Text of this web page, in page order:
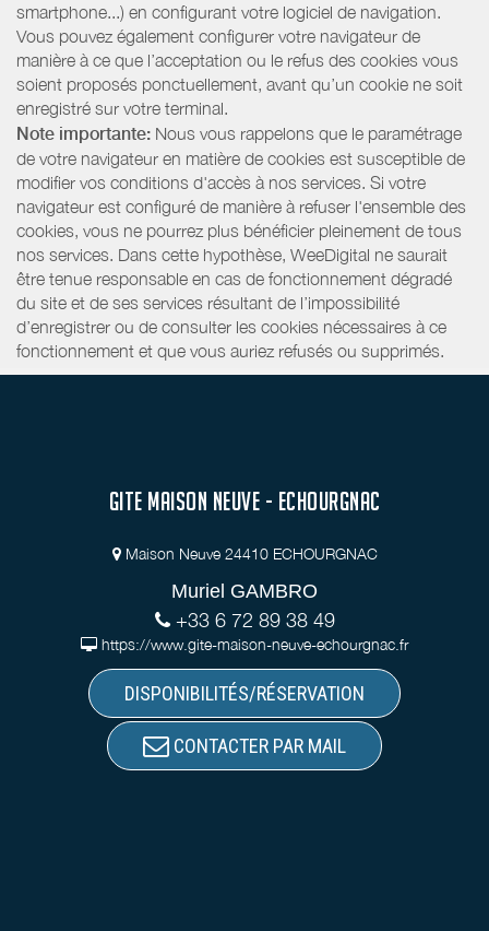
smartphone...) en configurant votre logiciel de navigation.
Vous pouvez également configurer votre navigateur de
manière à ce que l’acceptation ou le refus des cookies vous
soient proposés ponctuellement, avant qu’un cookie ne soit
enregistré sur votre terminal.
Note importante: Nous vous rappelons que le paramétrage
de votre navigateur en matière de cookies est susceptible de
modifier vos conditions d'accès à nos services. Si votre
navigateur est configuré de manière à refuser l'ensemble des
cookies, vous ne pourrez plus bénéficier pleinement de tous
nos services. Dans cette hypothèse, WeeDigital ne saurait
être tenue responsable en cas de fonctionnement dégradé
du site et de ses services résultant de l’impossibilité
d’enregistrer ou de consulter les cookies nécessaires à ce
fonctionnement et que vous auriez refusés ou supprimés.
GITE MAISON NEUVE - ECHOURGNAC
Maison Neuve 24410 ECHOURGNAC
Muriel GAMBRO
+33 6 72 89 38 49
https://www.gite-maison-neuve-echourgnac.fr
DISPONIBILITÉS/RÉSERVATION
CONTACTER PAR MAIL